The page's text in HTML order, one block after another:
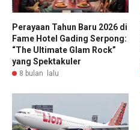
Perayaan Tahun Baru 2026 di
Fame Hotel Gading Serpong:
“The Ultimate Glam Rock”
yang Spektakuler
8 bulan lalu